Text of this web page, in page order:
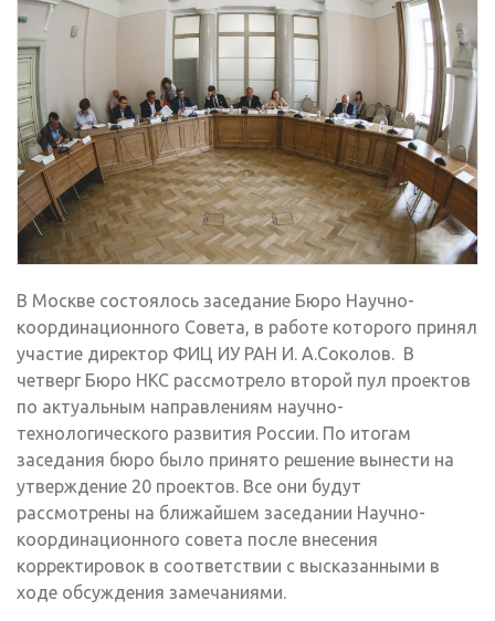
В Москве состоялось заседание Бюро Научно-
координационного Совета, в работе которого принял
участие директор ФИЦ ИУ РАН И. А.Соколов. В
четверг Бюро НКС рассмотрело второй пул проектов
по актуальным направлениям научно-
технологического развития России. По итогам
заседания бюро было принято решение вынести на
утверждение 20 проектов. Все они будут
рассмотрены на ближайшем заседании Научно-
координационного совета после внесения
корректировок в соответствии с высказанными в
ходе обсуждения замечаниями.